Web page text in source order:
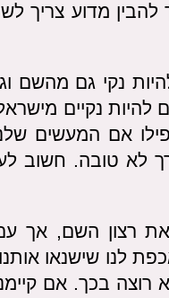
מדוע צריך
נקי גם
להיות נקיים
אם המעשים
טובה. חשוב
רצון השם, אך
לנו שישנאו אותנו
בכך. אם